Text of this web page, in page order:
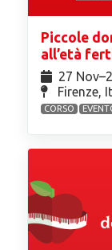
Piccole
all’età
27
Firenze,
CORSO